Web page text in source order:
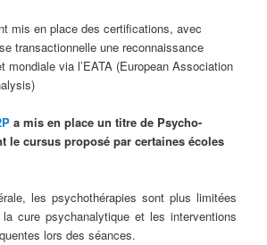
mis en place des certifications, avec
transactionnelle une reconnaissance
mondiale via l’EATA (European Association
a mis en place un titre de Psycho-
le cursus proposé par certaines écoles
les psychothérapies sont plus limitées
cure psychanalytique et les interventions
lors des séances.